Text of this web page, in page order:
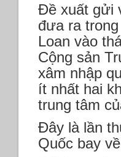
Đề xuất gửi
đưa ra
Loan vào
Cộng sản
xâm nhập
ít nhất hai
trung tâm
Đây là lần
Quốc bay